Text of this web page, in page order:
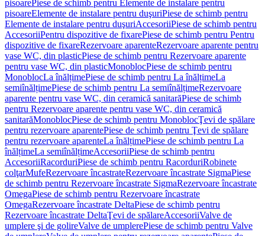
pisoarePiese de schimb pentru Elemente de instalare pentru
pisoareElemente de instalare pentru duşuriPiese de schimb pentru
Elemente de instalare pentru duşuriAccesoriiPiese de schimb pentru
AccesoriiPentru dispozitive de fixarePiese de schimb pentru Pentru
dispozitive de fixareRezervoare aparenteRezervoare aparente pentru
vase WC, din plasticPiese de schimb pentru Rezervoare aparente
pentru vase WC, din plasticMonoblocPiese de schimb pentru
MonoblocLa înălțimePiese de schimb pentru La înălțimeLa
semiînălțimePiese de schimb pentru La semiînălțimeRezervoare
aparente pentru vase WC, din ceramică sanitarăPiese de schimb
pentru Rezervoare aparente pentru vase WC, din ceramică
sanitarăMonoblocPiese de schimb pentru MonoblocŢevi de spălare
pentru rezervoare aparentePiese de schimb pentru Ţevi de spălare
pentru rezervoare aparenteLa înălțimePiese de schimb pentru La
înălțimeLa semiînălțimeAccesoriiPiese de schimb pentru
AccesoriiRacorduriPiese de schimb pentru RacorduriRobinete
colţarMufeRezervoare încastrateRezervoare încastrate SigmaPiese
de schimb pentru Rezervoare încastrate SigmaRezervoare încastrate
OmegaPiese de schimb pentru Rezervoare încastrate
OmegaRezervoare încastrate DeltaPiese de schimb pentru
Rezervoare încastrate DeltaŢevi de spălareAccesoriiValve de
umplere şi de golireValve de umplerePiese de schimb pentru Valve